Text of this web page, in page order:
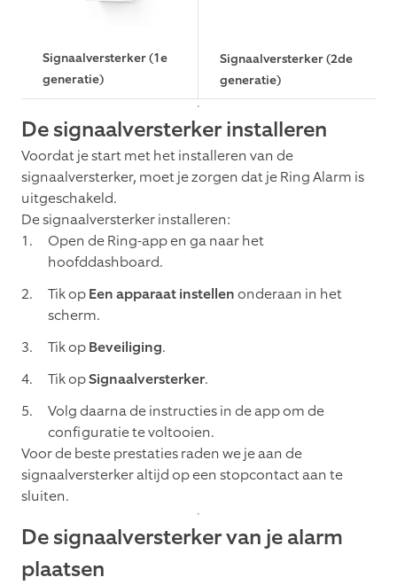
Signaalversterker (1e
generatie)
Signaalversterker (2de
generatie)
De signaalversterker installeren
Voordat je start met het installeren van de
signaalversterker, moet je zorgen dat je Ring Alarm is
uitgeschakeld.
De signaalversterker installeren:
Open de Ring-app en ga naar het
hoofddashboard.
Tik opEen apparaat instellenonderaan in het
scherm.
Tik opBeveiliging.
Tik opSignaalversterker.
Volg daarna de instructies in de app om de
configuratie te voltooien.
Voor de beste prestaties raden we je aan de
signaalversterker altijd op een stopcontact aan te
sluiten.
De signaalversterker van je alarm
plaatsen